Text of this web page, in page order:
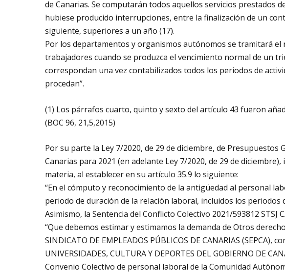
de Canarias. Se computarán todos aquellos servicios prestados
hubiese producido interrupciones, entre la finalización de un
siguiente, superiores a un año (17).
Por los departamentos y organismos autónomos se tramitará el
trabajadores cuando se produzca el vencimiento normal de un
correspondan una vez contabilizados todos los periodos de
procedan”.
(1) Los párrafos cuarto, quinto y sexto del artículo 43 fueron
(BOC 96, 21,5,2015)
Por su parte la Ley 7/2020, de 29 de diciembre, de Presupuestos
Canarias para 2021 (en adelante Ley 7/2020, de 29 de
materia, al establecer en su artículo 35.9 lo siguiente:
“En el cómputo y reconocimiento de la antigüedad al personal
periodo de duración de la relación laboral, incluidos los periodos
Asimismo, la Sentencia del Conflicto Colectivo 2021/593812 STSJ
“Que debemos estimar y estimamos la demanda de Otros
SINDICATO DE EMPLEADOS PÚBLICOS DE CANARIAS (SEPCA),
UNIVERSIDADES, CULTURA Y DEPORTES DEL GOBIERNO DE
Convenio Colectivo de personal laboral de la Comunidad